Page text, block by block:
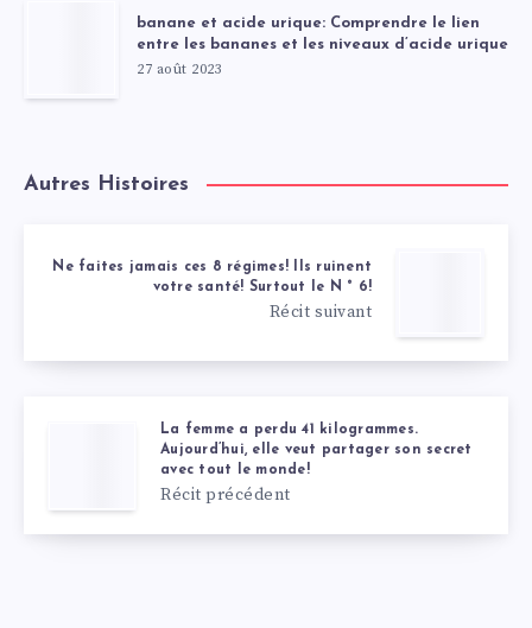
banane et acide urique: Comprendre le lien
entre les bananes et les niveaux d’acide urique
27 août 2023
Autres Histoires
Ne faites jamais ces 8 régimes! Ils ruinent
votre santé! Surtout le N ° 6!
Récit suivant
La femme a perdu 41 kilogrammes.
Aujourd’hui, elle veut partager son secret
avec tout le monde!
Récit précédent